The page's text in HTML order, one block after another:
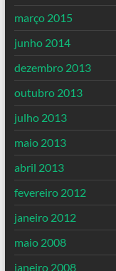
março 2015
junho 2014
dezembro 2013
outubro 2013
julho 2013
maio 2013
abril 2013
fevereiro 2012
janeiro 2012
maio 2008
janeiro 2008